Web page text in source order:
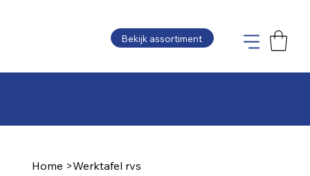
Bekijk assortiment
Home >Werktafel rvs